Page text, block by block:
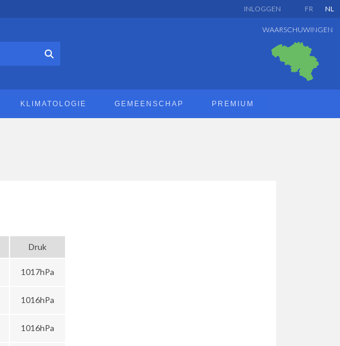
FR NL
INLOGGEN
WAARSCHUWINGEN
KLIMATOLOGIE GEMEENSCHAP PREMIUM
Druk
1017hPa
1016hPa
1016hPa